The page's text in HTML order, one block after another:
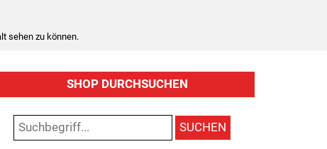
sehen zu können.
SHOP DURCHSUCHEN
SUCHEN